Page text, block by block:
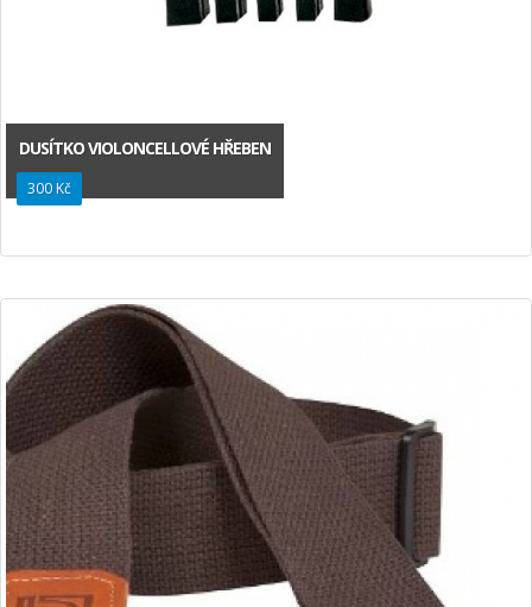
DUSÍTKO VIOLONCELLOVÉ HŘEBEN
300 Kč